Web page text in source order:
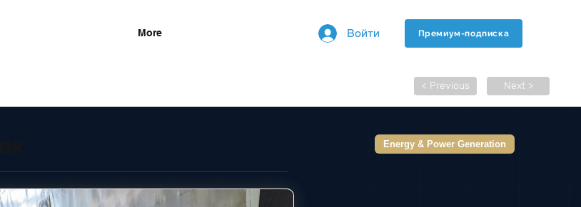
More Войти Премиум-подписка
< Previous Next >
Energy & Power Generation